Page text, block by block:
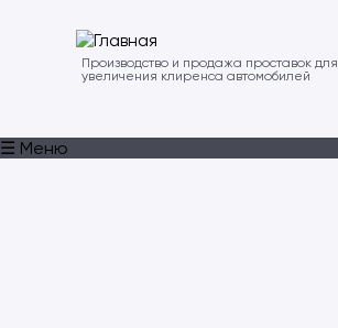
Производство и продажа проставок для
увеличения клиренса автомобилей
☰ Меню